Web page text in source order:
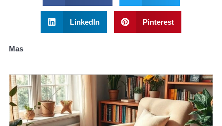
LinkedIn Pinterest
Mas